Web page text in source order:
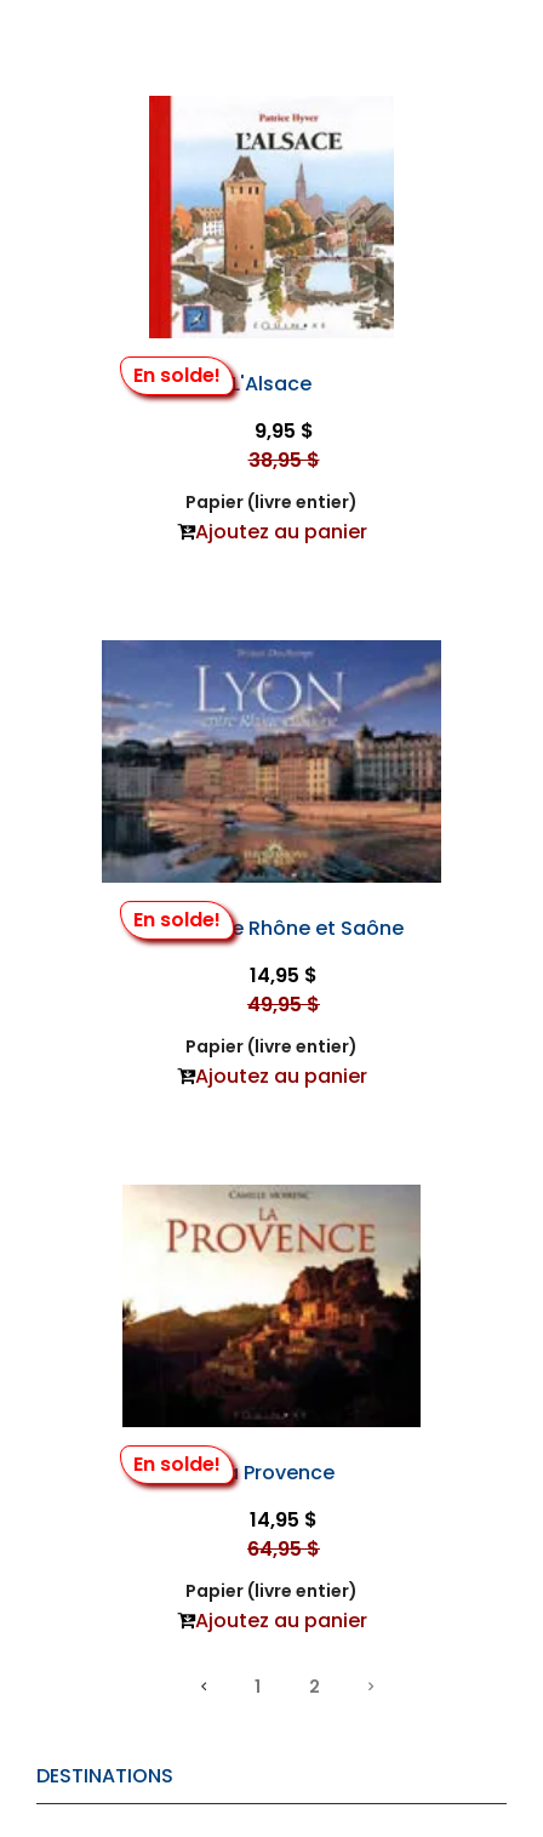
DESTINATIONS
En solde! L'Alsace
9,95 $
38,95 $
Papier (livre entier)
Ajoutez au panier
En solde!
Lyon, Entre Rhône et Saône
14,95 $
49,95 $
Papier (livre entier)
Ajoutez au panier
En solde!Ma Provence
14,95 $
64,95 $
Papier (livre entier)
Ajoutez au panier
1 2